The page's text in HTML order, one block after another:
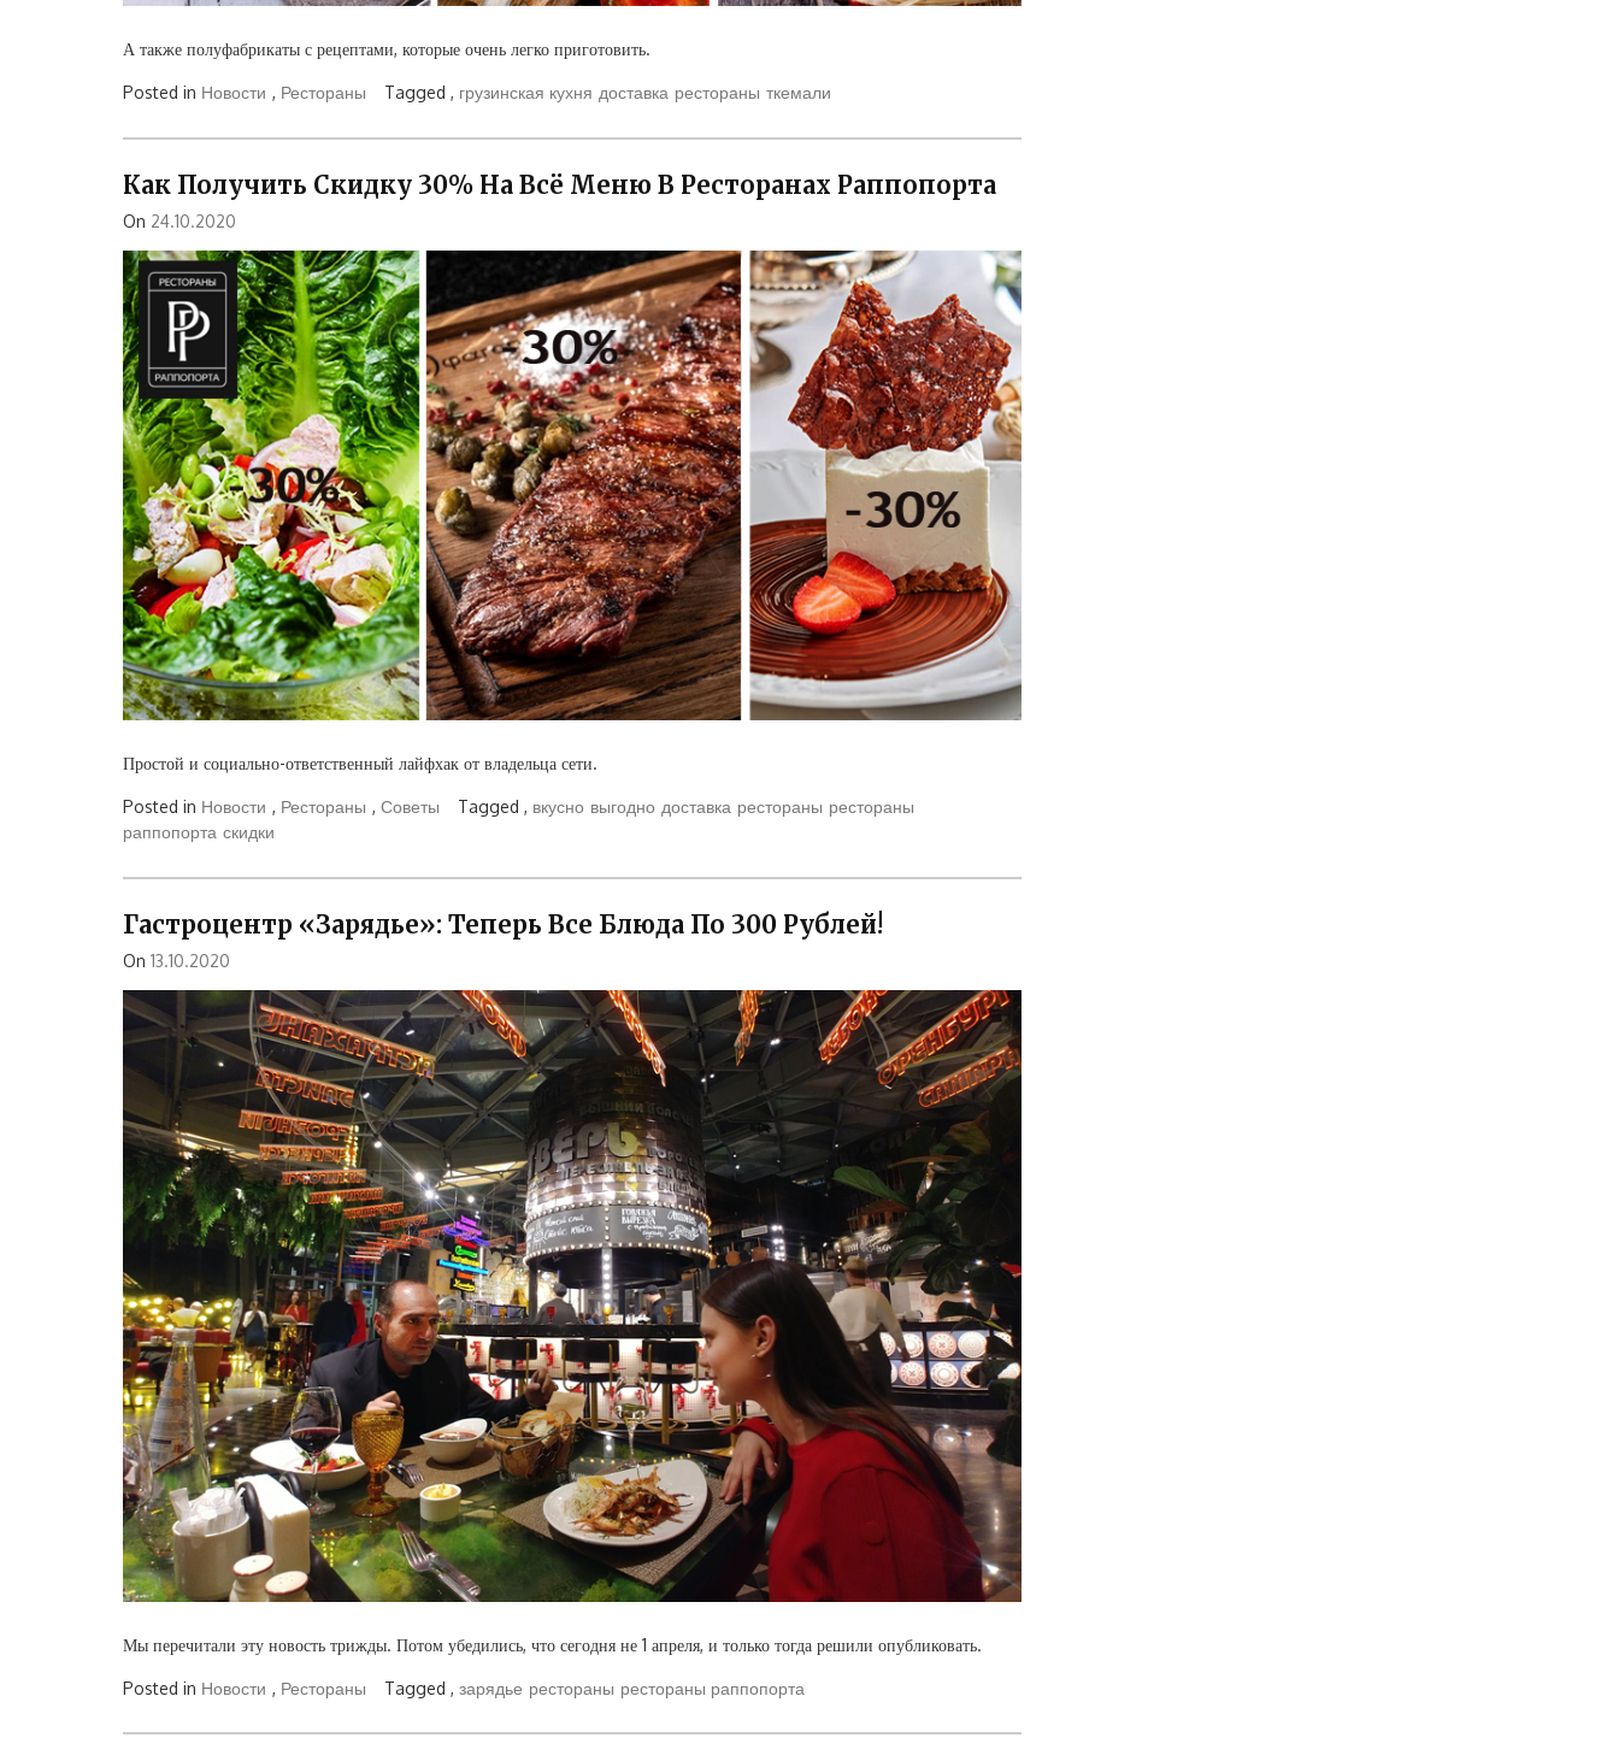
А также полуфабрикаты с рецептами, которые очень легко приготовить.
Posted in Новости , Рестораны Tagged , грузинская кухня доставка рестораны ткемали
Как Получить Скидку 30% На Всё Меню В Ресторанах Раппопорта
On 24.10.2020
Простой и социально-ответственный лайфхак от владельца сети.
Posted in Новости , Рестораны , Советы Tagged , вкусно выгодно доставка рестораны рестораны
раппопорта скидки
Гастроцентр «Зарядье»: Теперь Все Блюда По 300 Рублей!
On 13.10.2020
Мы перечитали эту новость трижды. Потом убедились, что сегодня не 1 апреля, и только тогда решили опубликовать.
Posted in Новости , Рестораны Tagged , зарядье рестораны рестораны раппопорта